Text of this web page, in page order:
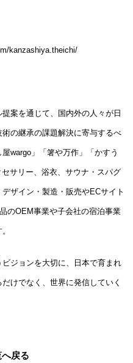
kanzashiya.theichi/
案を通じて、国内外の人々が日
の継承の課題解決に寄与するべ
wargo」「箸や万作」「かすう
サリー、浴衣、サウナ・スパグ
ザイン・製造・販売やECサイト
のOEM事業や子会社の宿泊事業
ビジョンを大切に、日本で育まれ
けでなく、世界に発信していく
戻る